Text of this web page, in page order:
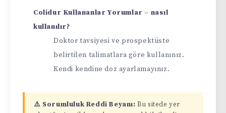
Colidur Kullananlar Yorumlar – nasıl
kullanılır?
Doktor tavsiyesi ve prospektüste
belirtilen talimatlara göre kullanınız.
Kendi kendine doz ayarlamayınız.
⚠️ Sorumluluk Reddi Beyanı: Bu sitede yer